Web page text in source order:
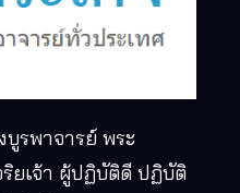
รพาจารย์ พระ
ยเจ้า ผู้ปฏิบัติดี ปฏิบัติ